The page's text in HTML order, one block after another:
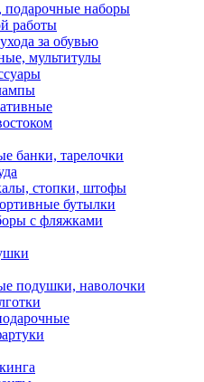
подарочные наборы
работы
за обувью
мультитулы
банки, тарелочки
стопки, штофы
бутылки
с фляжками
подушки, наволочки